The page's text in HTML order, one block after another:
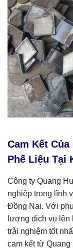
Cam Kết
Phế Liệu Tại
Công ty Quang
nghiệp trong lĩnh
Đồng Nai. Với
lượng dịch vụ lên
trải nghiệm tốt
cam kết từ Quang